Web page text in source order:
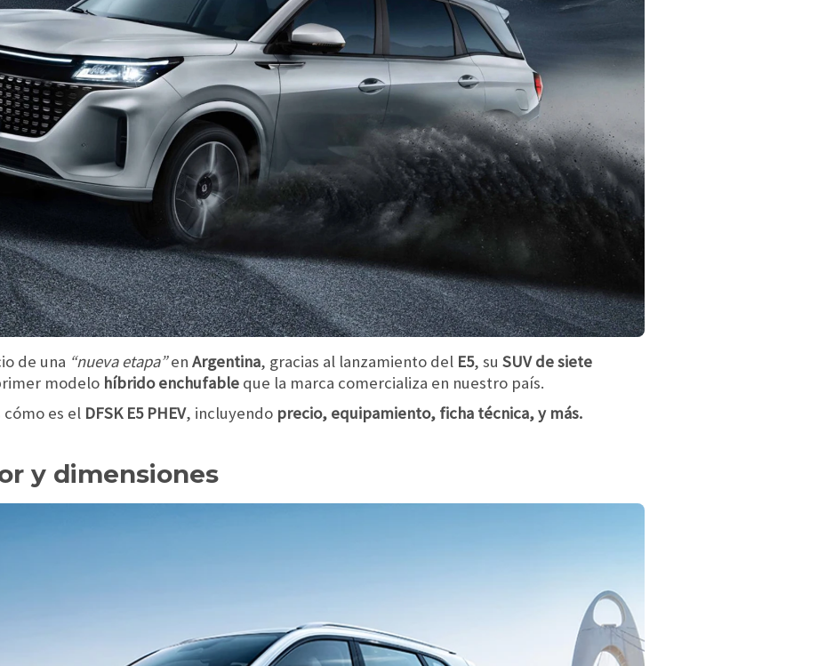
de una “nueva etapa”en Argentina, gracias al lanzamiento del E5, su SUV de siete
modelo híbrido enchufable que la marca comercializa en nuestro país.
es el DFSK E5 PHEV, incluyendo precio, equipamiento, ficha técnica, y más.
y dimensiones